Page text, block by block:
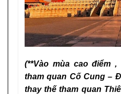
(**Vào mùa cao điểm
tham quan Cố Cung –
thay thế tham quan